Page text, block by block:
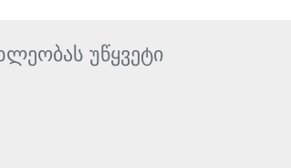
უწყვეტი